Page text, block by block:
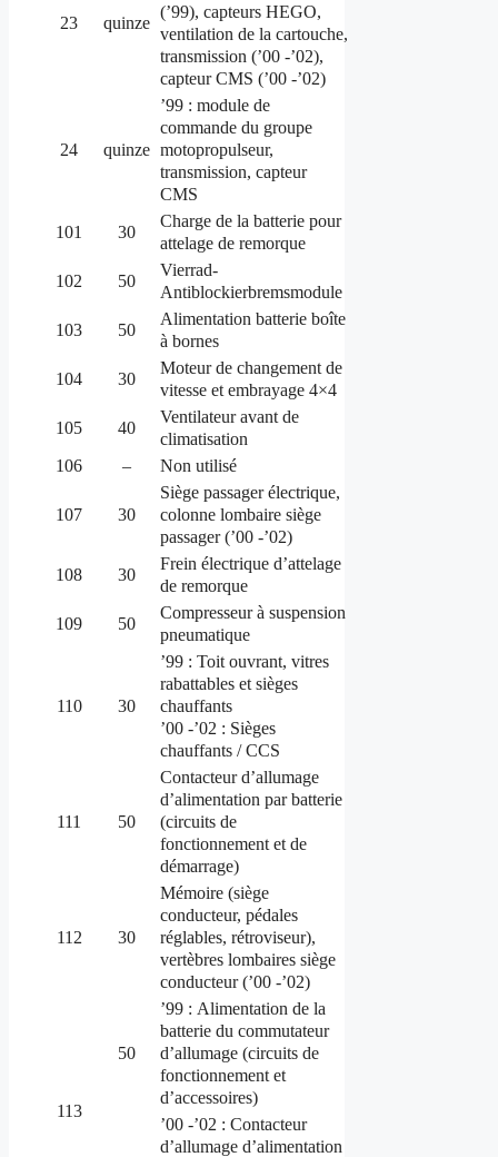
23 quinze
(’99), capteurs HEGO,
ventilation de la cartouche,
transmission (’00 -’02),
capteur CMS (’00 -’02)
24 quinze
’99 : module de
commande du groupe
motopropulseur,
transmission, capteur
CMS
101 30
Charge de la batterie pour
attelage de remorque
102 50
Vierrad-
Antiblockierbremsmodule
103 50
Alimentation batterie boîte
à bornes
104 30
Moteur de changement de
vitesse et embrayage 4×4
105 40
Ventilateur avant de
climatisation
106
– Non utilisé
107 30
Siège passager électrique,
colonne lombaire siège
passager (’00 -’02)
108 30
Frein électrique d’attelage
de remorque
109 50
Compresseur à suspension
pneumatique
110 30
’99 : Toit ouvrant, vitres
rabattables et sièges
chauffants
’00 -’02 : Sièges
chauffants / CCS
111 50
Contacteur d’allumage
d’alimentation par batterie
(circuits de
fonctionnement et de
démarrage)
112 30
Mémoire (siège
conducteur, pédales
réglables, rétroviseur),
vertèbres lombaires siège
conducteur (’00 -’02)
113
50
’99 : Alimentation de la
batterie du commutateur
d’allumage (circuits de
fonctionnement et
d’accessoires)
’00 -’02 : Contacteur
d’allumage d’alimentation